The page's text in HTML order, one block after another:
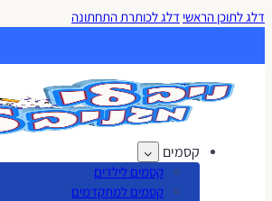
דלג לתוכן הראשי דלג לכותרת התחתונה
קסמים
קסמים לילדים
קסמים למתקדמים